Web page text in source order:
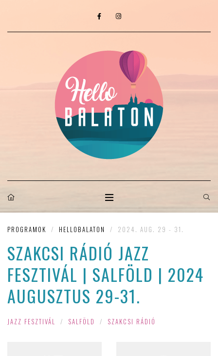
PROGRAMOK / HELLOBALATON / 2024. AUG. 29 - 31.
SZAKCSI RÁDIÓ JAZZ
FESZTIVÁL | SALFÖLD | 2024
AUGUSZTUS 29-31.
JAZZ FESZTIVÁL / SALFÖLD / SZAKCSI RÁDIÓ